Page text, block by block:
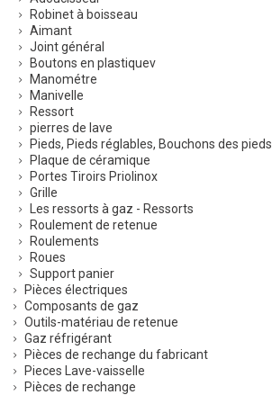
Robinet à boisseau
Aimant
Joint général
Boutons en plastiquev
Manométre
Manivelle
Ressort
pierres de lave
Pieds, Pieds réglables, Bouchons des pieds
Plaque de céramique
Portes Tiroirs Priolinox
Grille
Les ressorts à gaz - Ressorts
Roulement de retenue
Roulements
Roues
Support panier
Pièces électriques
Composants de gaz
Outils-matériau de retenue
Gaz réfrigérant
Pièces de rechange du fabricant
Pieces Lave-vaisselle
Pièces de rechange